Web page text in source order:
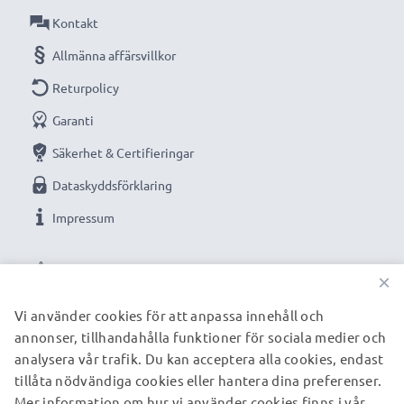
✔ Högkvalitativt utförande: flexibel, brottsäker
kvalitetsladdningskabel
överhettning och överspänning
Kompakt, utrymmessparande design - även idealisk
för användning som reseladdare
✔ Flexibel ingångsspänning & LED-laddningsindikator
Tekniska data:
Strömstyrka / Output ampere: 1A / 1000mA
Effekt / Power Watt: 5W
Kabellängd: 1.5m
VÅRA BETALNINGSALTERNATIV
Kontakt
Allmänna affärsvillkor
Returpolicy
Garanti
Säkerhet & Certifieringar
Dataskyddsförklaring
Impressum
VÅRA FRAKTPARTNERS
×
Vi använder cookies för att anpassa innehåll och
annonser, tillhandahålla funktioner för sociala medier och
analysera vår trafik. Du kan acceptera alla cookies, endast
tillåta nödvändiga cookies eller hantera dina preferenser.